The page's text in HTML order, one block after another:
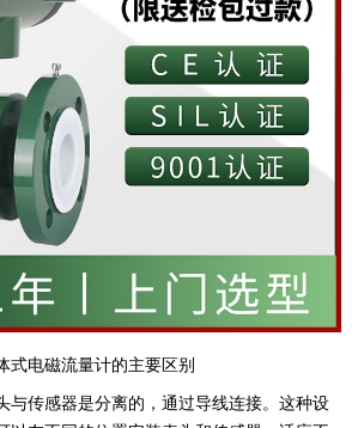
式电磁流量计的主要区别
与‌传感器是分离的，通过导线连接。这种设